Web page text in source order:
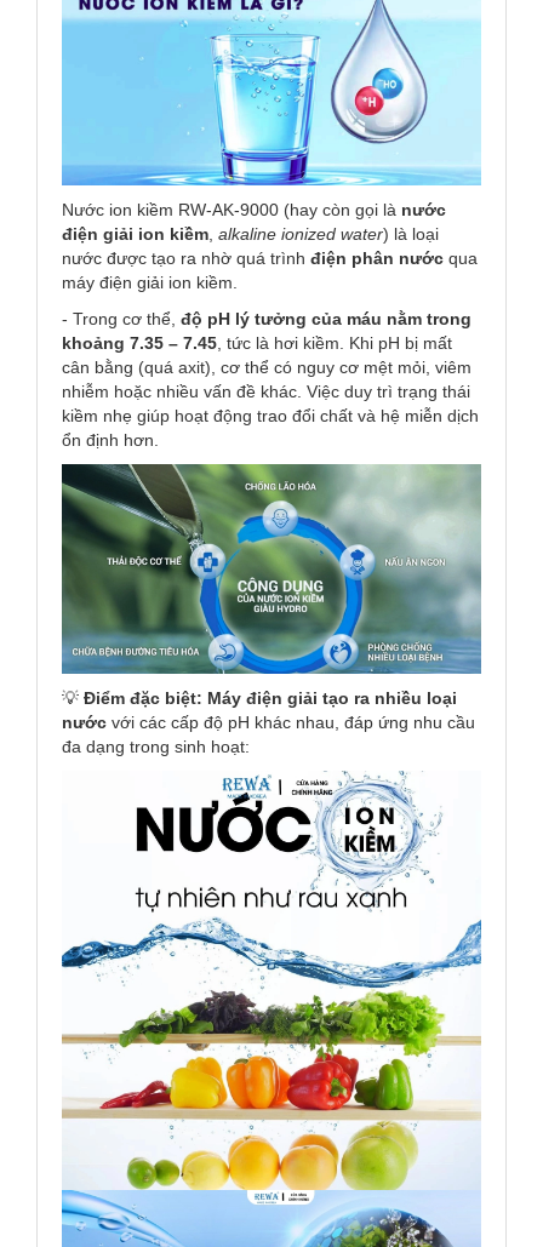
Nước ion kiềm RW-AK-9000 (hay còn gọi là nước
điện giải ion kiềm, alkaline ionized water) là loại
nước được tạo ra nhờ quá trình điện phân nước qua
máy điện giải ion kiềm.
- Trong cơ thể, độ pH lý tưởng của máu nằm trong
khoảng 7.35 – 7.45, tức là hơi kiềm. Khi pH bị mất
cân bằng (quá axit), cơ thể có nguy cơ mệt mỏi, viêm
nhiễm hoặc nhiều vấn đề khác. Việc duy trì trạng thái
kiềm nhẹ giúp hoạt động trao đổi chất và hệ miễn dịch
ổn định hơn.
💡 Điểm đặc biệt: Máy điện giải tạo ra nhiều loại
nước với các cấp độ pH khác nhau, đáp ứng nhu cầu
đa dạng trong sinh hoạt: